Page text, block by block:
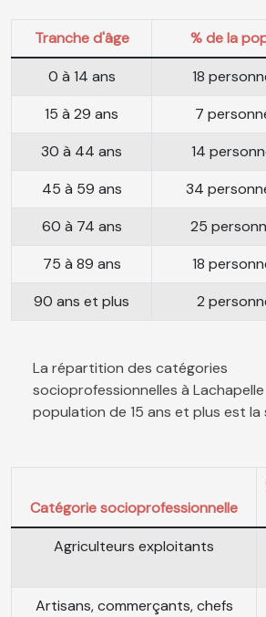
Tranche d'âge
% de la
0 à 14 ans
18
15 à 29 ans
7
30 à 44 ans
14
45 à 59 ans
34
60 à 74 ans
25
75 à 89 ans
18
90 ans et plus
2
La répartition des catégories
socioprofessionnelles à
population de 15 ans et plus est la
Catégorie socioprofessionnelle
Agriculteurs exploitants
Artisans, commerçants, chefs